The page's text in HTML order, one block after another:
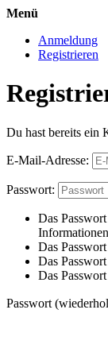
Menü
Anmeldung
Registrieren
Du hast bereits ein
E-Mail-Adresse:
Passwort:
Das
Das
Das
Das
Passwort